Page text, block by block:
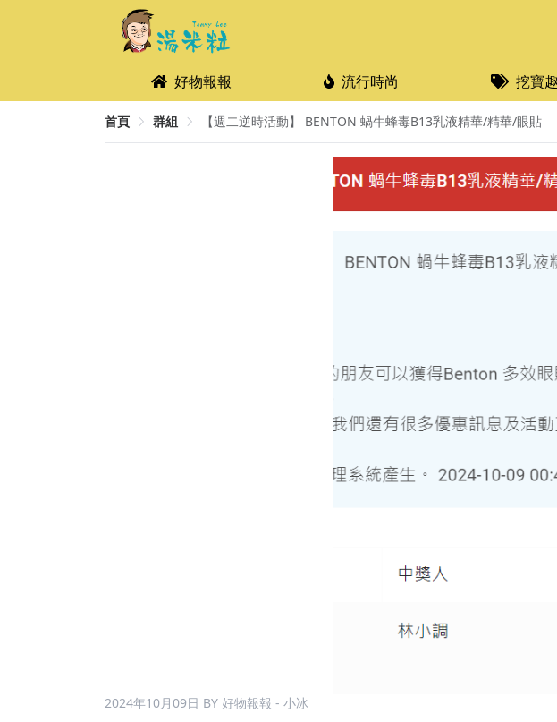
好物報報 流行時尚 挖寶趣
首頁 群組 【週二逆時活動】 BENTON 蝸牛蜂毒B13乳液精華/精華/眼貼
2024年10月09日 BY 好物報報 - 小冰